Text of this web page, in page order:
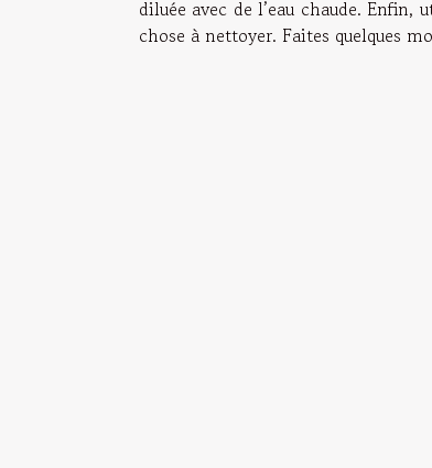
diluée avec de l’eau chaude.
chose à nettoyer. Faites quelques